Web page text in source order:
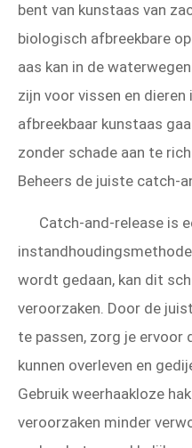
bent van kunstaas van
biologisch afbreekbare
aas kan in de
zijn voor vissen en
afbreekbaar kunstaas
zonder schade aan te
Beheers de juiste catch-
Catch-and-release is
wordt gedaan, kan dit
veroorzaken. Door de
te passen, zorg je ervoor
kunnen overleven en
Gebruik weerhaakloze
veroorzaken minder